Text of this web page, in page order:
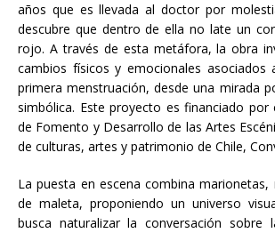
años que es llevada al doctor por
descubre que dentro de ella no late un
rojo. A través de esta metáfora, la obra
cambios físicos y emocionales asociados
primera menstruación, desde una mirada
simbólica. Este proyecto es financiado por
de Fomento y Desarrollo de las Artes
de culturas, artes y patrimonio de Chile,
La puesta en escena combina
de maleta, proponiendo un universo
busca naturalizar la conversación sobre